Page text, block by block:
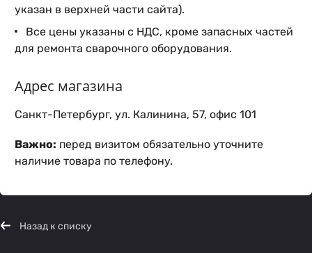
указан в верхней части сайта).
Все цены указаны с НДС, кроме запасных частей
для ремонта сварочного оборудования.
Адрес магазина
Санкт-Петербург, ул. Калинина, 57, офис 101
Важно: перед визитом обязательно уточните
наличие товара по телефону.
Назад к списку